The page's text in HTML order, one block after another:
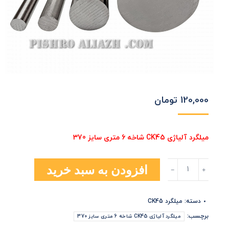
120,000 تومان
میلگرد آلیاژی CK45 شاخه 6 متری سایز 370
آلیاژی
CK45
6
متری
سایز
افزودن به سبد خرید
دسته: میلگرد CK45
برچسب:
میلگرد آلیاژی CK45 شاخه 6 متری سایز 370